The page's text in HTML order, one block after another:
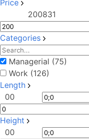
Price
200831
Categories
Managerial (75)
Work (126)
Length
00
Height
00